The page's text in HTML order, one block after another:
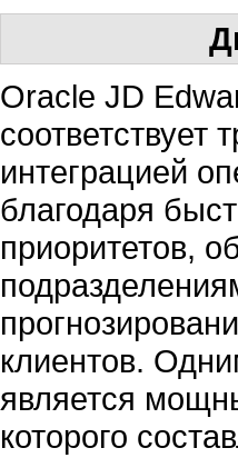
Oracle JD
соответствует
интеграцией
благодаря
приоритетов,
клиентов.
является
которого